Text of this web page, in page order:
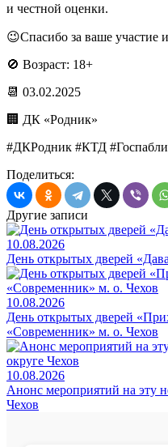
и честной оценки.
😉Спасибо за ваше участие
🚫 Возраст: 18+
📆 03.02.2025
🏢 ДК «Родник»
#ДКРодник #КТД
Поделиться:
Другие записи
10.08.2026
День открытых дверей
10.08.2026
День открытых дверей
«Современник» м. о. Чехов
10.08.2026
Анонс мероприятий на эту
Чехов